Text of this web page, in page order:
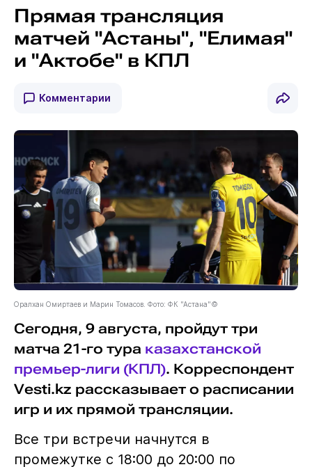
Прямая трансляция
матчей "Астаны", "Елимая"
и "Актобе" в КПЛ
Комментарии
Оралхан Омиртаев и Марин Томасов. Фото: ФК "Астана"©
Сегодня, 9 августа, пройдут три
матча 21-го тура казахстанской
премьер-лиги (КПЛ). Корреспондент
Vesti.kz рассказывает о расписании
игр и их прямой трансляции.
Все три встречи начнутся в
промежутке с 18:00 до 20:00 по